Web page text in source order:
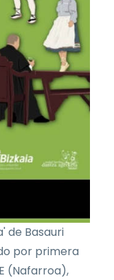
de Basauri
por primera
(Nafarroa),